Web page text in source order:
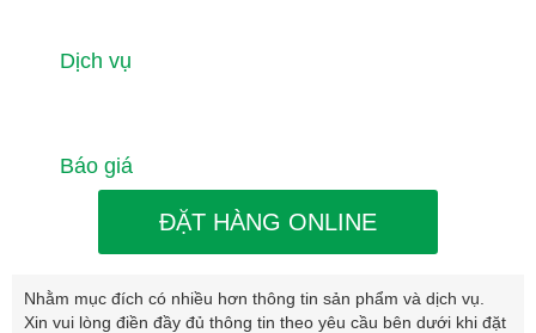
Dịch vụ
Báo giá
ĐẶT HÀNG ONLINE
Nhằm mục đích có nhiều hơn thông tin sản phẩm và dịch vụ.
Xin vui lòng điền đầy đủ thông tin theo yêu cầu bên dưới khi đặt